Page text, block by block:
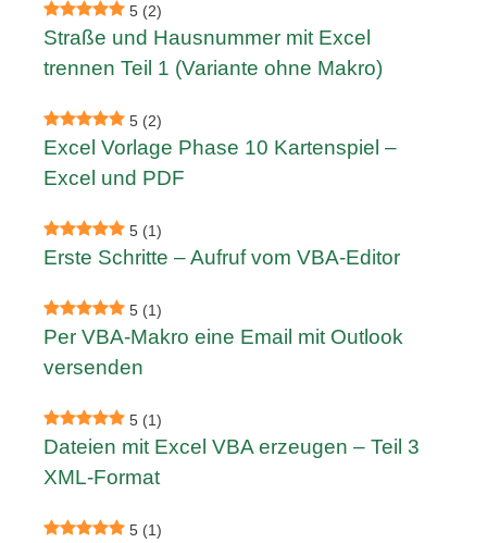
5 (2)
Straße und Hausnummer mit Excel
trennen Teil 1 (Variante ohne Makro)
5 (2)
Excel Vorlage Phase 10 Kartenspiel –
Excel und PDF
5 (1)
Erste Schritte – Aufruf vom VBA-Editor
5 (1)
Per VBA-Makro eine Email mit Outlook
versenden
5 (1)
Dateien mit Excel VBA erzeugen – Teil 3
XML-Format
5 (1)